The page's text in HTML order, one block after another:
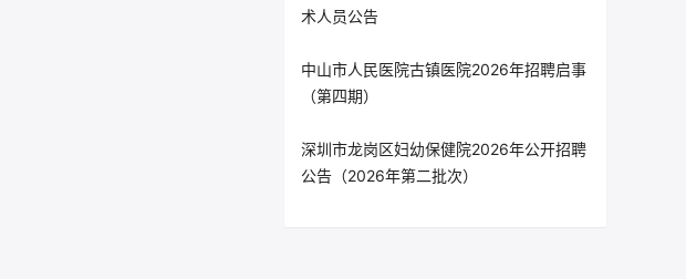
术人员公告
中山市人民医院古镇医院2026年招聘启事
（第四期）
深圳市龙岗区妇幼保健院2026年公开招聘
公告（2026年第二批次）